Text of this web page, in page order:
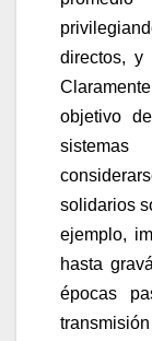
directos, y
objetivo
solidarios
ejemplo,
hasta
épocas